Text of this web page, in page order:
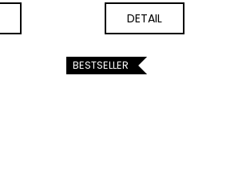
DETAIL
BESTSELLER